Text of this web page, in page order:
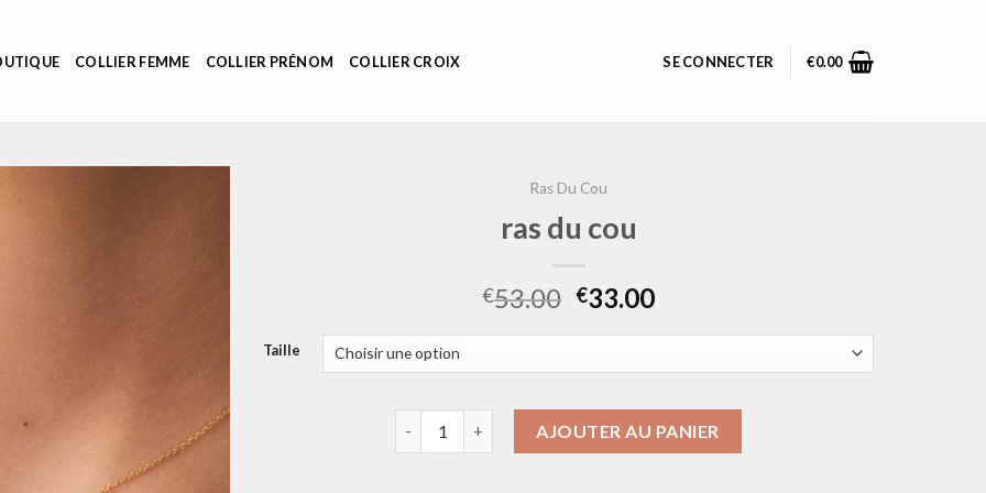
COLLIER FEMME COLLIER PRÉNOM COLLIER CROIX SE CONNECTER €0.00
Ras Du Cou
ras du cou
€53.00 €33.00
Taille
AJOUTER AU PANIER